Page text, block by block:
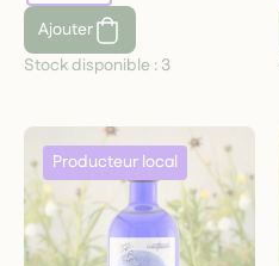
Ajouter
Stock disponible : 3